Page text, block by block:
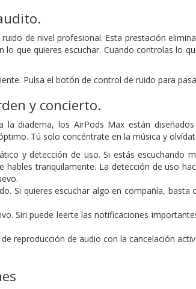
ruido de nivel profesional. Esta prestación
lo que quieres escuchar. Cuando controlas lo
Pulsa el botón de control de ruido para
y concierto.
la diadema, los AirPods Max están
Tú solo concéntrate en la música y
y detección de uso. Si estás escuchando
hables tranquilamente. La detección de uso
Si quieres escuchar algo en compañía,
Siri puede leerte las notificaciones
reproducción de audio con la cancelación